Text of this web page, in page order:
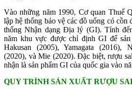
Vào những năm 1990, Cơ quan Thuế
lập hệ thống bảo vệ các đồ uống có
thống Nhận dạng Địa lý (GI). Tính
năm khu vực được chỉ định GI để
Hakusan (2005), Yamagata (2016),
(2020), và Mie (2020). Đặc biệt, rượu
nhận là sản phẩm GI của quốc gia vào
QUY TRÌNH SẢN XUẤT RƯỢU